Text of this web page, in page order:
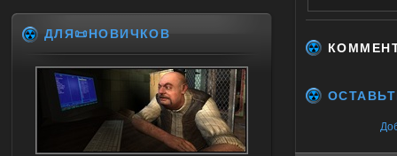
ДЛЯ📜НОВИЧКОВ